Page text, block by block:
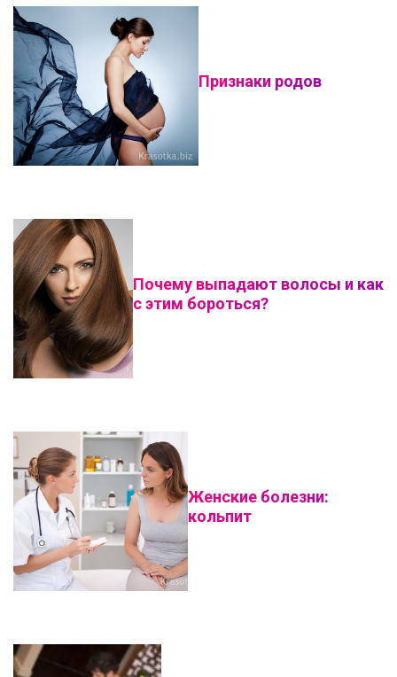
Признаки родов
Почему выпадают волосы и как
с этим бороться?
Женские болезни:
кольпит